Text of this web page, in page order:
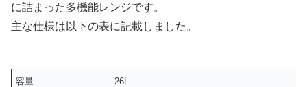
に詰まった多機能レンジです。
主な仕様は以下の表に記載しました。
容量 26L